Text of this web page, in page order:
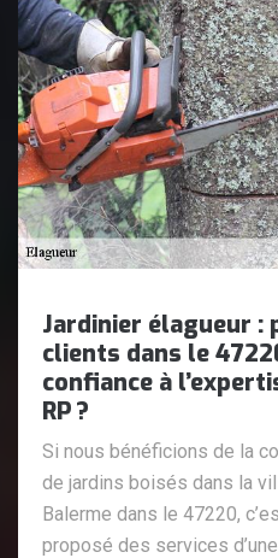
Jardinier élagueur :
clients dans le
confiance à
RP ?
Si nous bénéficions de la
de jardins boisés dans la
Balerme dans le 47220,
proposé des services